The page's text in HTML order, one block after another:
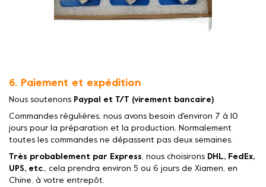
6. Paiement et expédition
Nous soutenons Paypal et T/T (virement bancaire)
Commandes régulières, nous avons besoin d'environ 7 à 10
jours pour la préparation et la production. Normalement
toutes les commandes ne dépassent pas deux semaines.
Très probablement par Express, nous choisirons DHL, FedEx,
UPS, etc., cela prendra environ 5 ou 6 jours de Xiamen, en
Chine, à votre entrepôt.